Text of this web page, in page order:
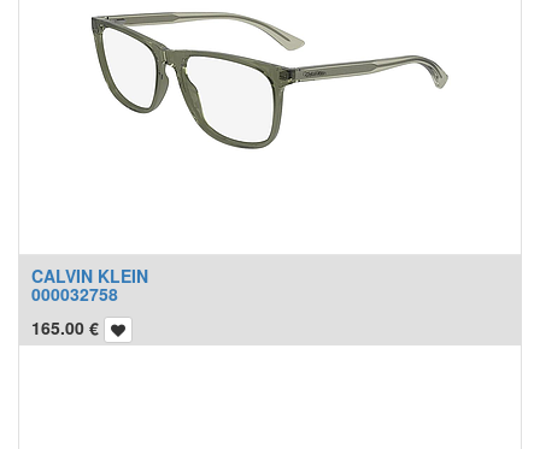
CALVIN KLEIN
000032758
165.00 €